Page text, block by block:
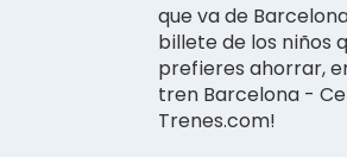
que va de
billete de los niños
prefieres ahorrar,
tren Barcelona -
Trenes.com!